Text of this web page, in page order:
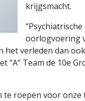
krijgsmacht.
oorlogvoering
verleden dan
“A” Team de 10e
te roepen voor